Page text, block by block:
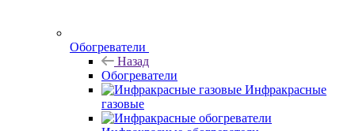
Обогреватели
Назад
Обогреватели
Инфракрасные
газовые